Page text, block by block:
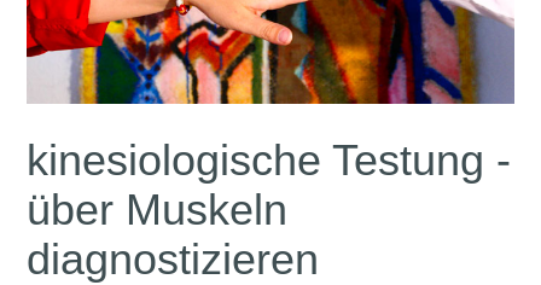
kinesiologische Testung -
über Muskeln
diagnostizieren